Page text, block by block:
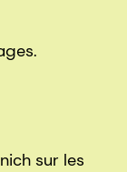
sur les